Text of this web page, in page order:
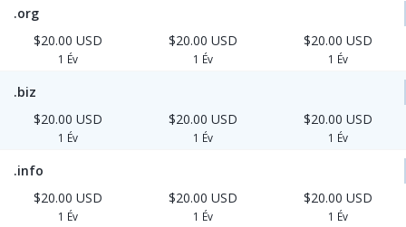
.org
$20.00 USD
1 Év
$20.00 USD
1 Év
$20.00 USD
1 Év
.biz
$20.00 USD
1 Év
$20.00 USD
1 Év
$20.00 USD
1 Év
.info
$20.00 USD
1 Év
$20.00 USD
1 Év
$20.00 USD
1 Év